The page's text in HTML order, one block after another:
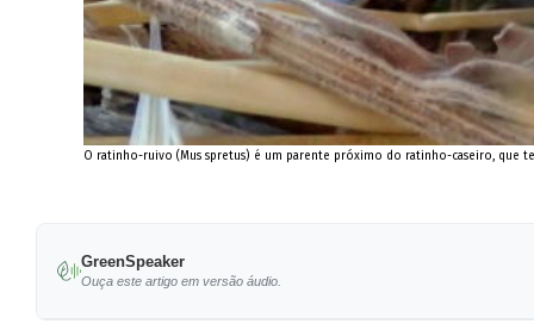
O ratinho-ruivo (Mus spretus) é um parente próximo do ratinho-caseiro, que
GreenSpeaker
Ouça este artigo em versão áudio.